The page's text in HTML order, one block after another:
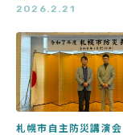
2026.2.21
札幌市自主防災講演会